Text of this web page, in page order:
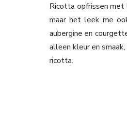
Ricotta opfrissen met
maar het leek me
aubergine en
alleen kleur en
ricotta.